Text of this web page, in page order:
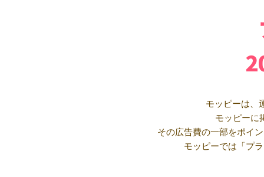
モッピーは、
モッピーに
その広告費の一部をポイ
モッピーでは「プ